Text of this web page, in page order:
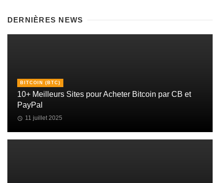
DERNIÈRES NEWS
BITCOIN (BTC)
10+ Meilleurs Sites pour Acheter Bitcoin par CB et
PayPal
11 juillet 2025